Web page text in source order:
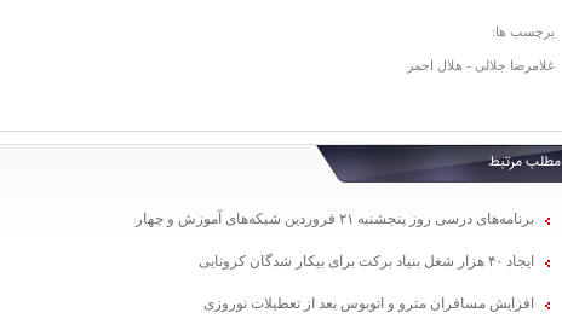
برچسب ها:
غلامرضا جلالی - هلال احمر
مطلب مرتبط
برنامه‌های درسی روز پنجشنبه ۲۱ فروردین شبکه‌های آموزش و چهار
ایجاد ۴۰ هزار شغل بنیاد برکت برای بیکار شدگان کرونایی
افزایش مسافران مترو و اتوبوس بعد از تعطیلات نوروزی